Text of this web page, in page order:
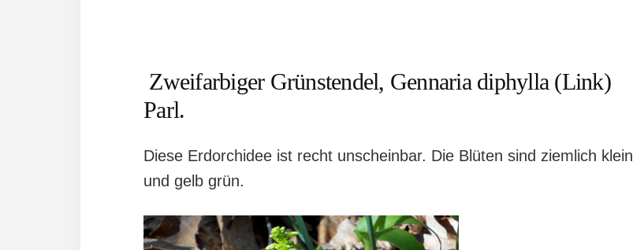
Zweifarbiger Grünstendel, Gennaria diphylla (Link)
Parl.
Diese Erdorchidee ist recht unscheinbar. Die Blüten sind ziemlich klein
und gelb grün.